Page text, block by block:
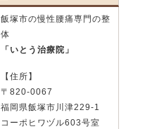
飯塚市の慢性腰痛専門の整
体
「いとう治療院」
【住所】
〒820-0067
福岡県飯塚市川津229-1
コーポヒワヅル603号室